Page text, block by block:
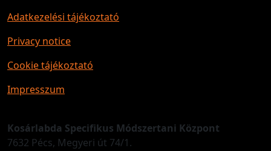
Adatkezelési tájékoztató
Privacy notice
Cookie tájékoztató
Impresszum
Kosárlabda Specifikus Módszertani Központ
7632 Pécs, Megyeri út 74/1.